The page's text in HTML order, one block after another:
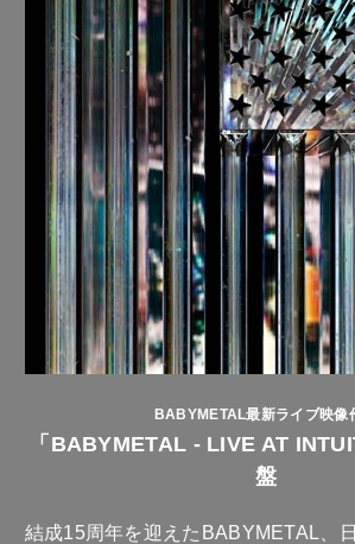
BABYMETAL最新ライブ映像
「BABYMETAL - LIVE AT
盤
結成15周年を迎えたBABYMETAL、